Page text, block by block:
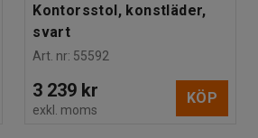
Kontorsstol, konstläder,
svart
Art. nr: 55592
3 239 kr
exkl. moms
KÖP